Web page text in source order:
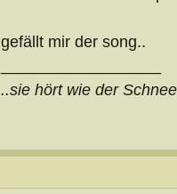
gefällt mir der song..
..sie hört wie der